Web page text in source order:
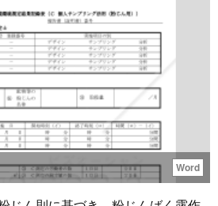
更新時に＞ 取引開始時や担当者変
支払条件を記録・共有する場面で
での情報共有・引継ぎ資料として
複数部門で取引先情報を一元管理
できます。 ■作成・利用時
検索性・追跡性を確保＞ 各取引先
ことで、契約書や発注書、関連す
タとの紐付けがスムーズになりま
最終更新日を明記し、担当者変更や
履歴を定期的に反映することが重
り扱い＞ 記載された個人情報は、
Word